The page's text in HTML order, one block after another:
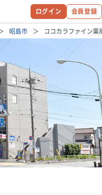
ログイン 会員登録
昭島市 ココカラファイン